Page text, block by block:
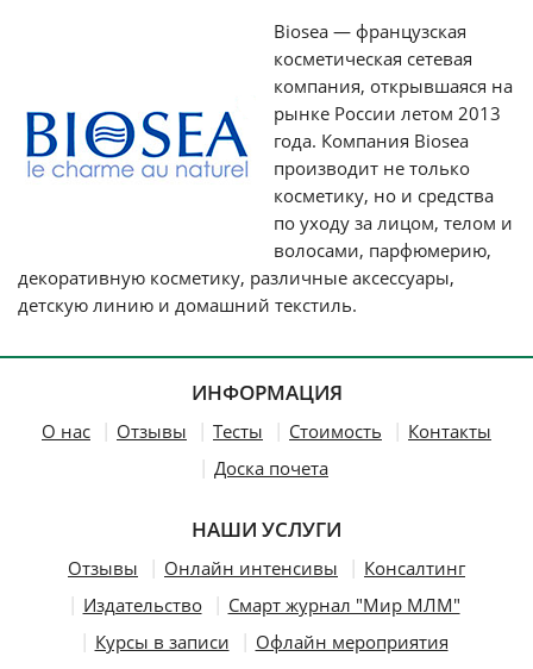
Biosea — французская
косметическая сетевая
компания, открывшаяся на
рынке России летом 2013
года. Компания Biosea
производит не только
косметику, но и средства
по уходу за лицом, телом и
волосами, парфюмерию,
декоративную косметику, различные аксессуары,
детскую линию и домашний текстиль.
ИНФОРМАЦИЯ
О нас Отзывы Тесты Стоимость
Контакты
Доска почета
НАШИ УСЛУГИ
Отзывы Онлайн интенсивы
Консалтинг
Издательство
Смарт журнал "Мир МЛМ"
Курсы в записи
Офлайн мероприятия